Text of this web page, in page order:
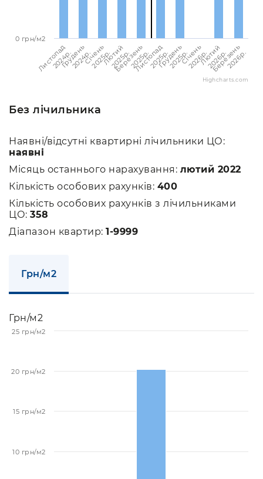
Листопад
2024p.
Грудень
2024p.Січень
2025p.Лютий
2025p.
Березень
2025p.
Листопад
2025p.
Грудень
2025p.Січень
2026p.Лютий
2026p.
Березень
2026p.
0 грн/м2
Highcharts.com
Без лічильника
Наявні/відсутні квартирні лічильники ЦО:
наявні
Місяць останнього нарахування: лютий 2022
Кількість особових рахунків: 400
Кількість особових рахунків з лічильниками
ЦО: 358
Діапазон квартир: 1-9999
Грн/м2
Грн/м2
10 грн/м2
15 грн/м2
20 грн/м2
25 грн/м2